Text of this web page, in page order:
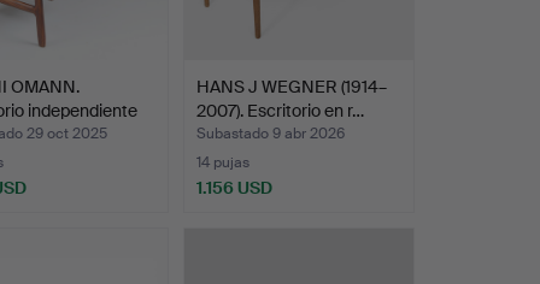
OMANN.
independiente
29 oct 2025
HANS J WEGNER (1914–
2007). Escritorio en r…
Subastado 9 abr 2026
14 pujas
1.156 USD